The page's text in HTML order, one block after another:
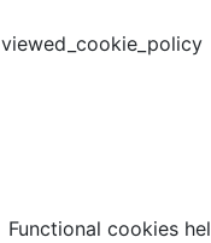
viewed_cookie_policy
Functional cookies